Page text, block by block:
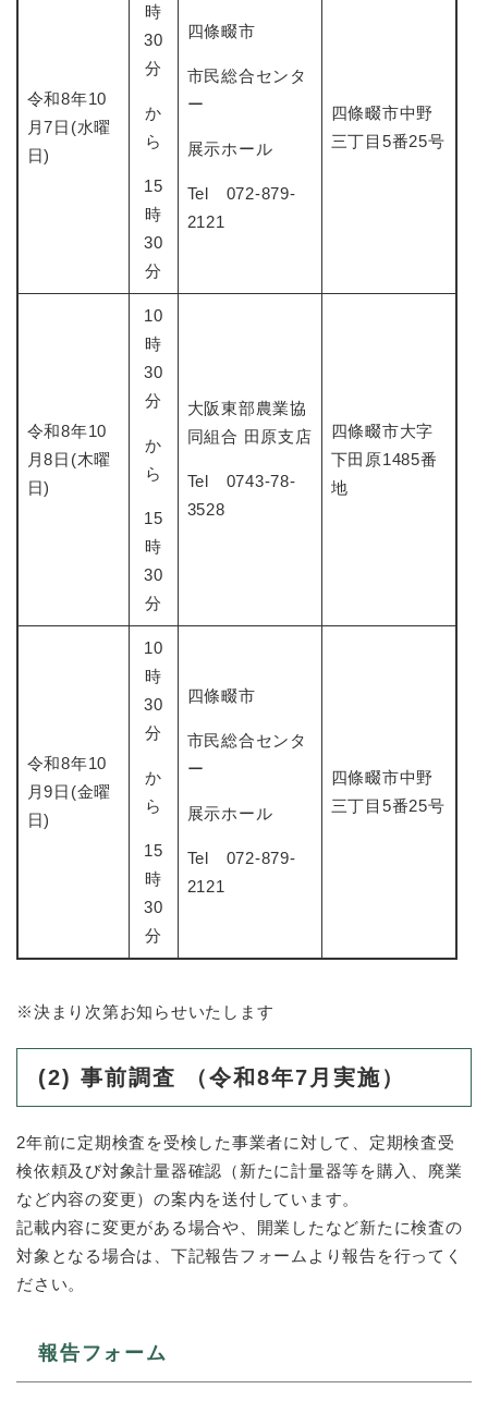
令和8年10
月7日(水曜
日)
時
30
分
か
ら
15
時
30
分
四條畷市
市民総合センタ
ー
展示ホール
Tel 072-879-
2121
四條畷市中野
三丁目5番25号
令和8年10
月8日(木曜
日)
10
時
30
分
か
ら
15
時
30
分
大阪東部農業協
同組合 田原支店
Tel 0743-78-
3528
四條畷市大字
下田原1485番
地
令和8年10
月9日(金曜
日)
10
時
30
分
か
ら
15
時
30
分
四條畷市
市民総合センタ
ー
展示ホール
Tel 072-879-
2121
四條畷市中野
三丁目5番25号
※決まり次第お知らせいたします
(2) 事前調査 （令和8年7月実施）
2年前に定期検査を受検した事業者に対して、定期検査受
検依頼及び対象計量器確認（新たに計量器等を購入、廃業
など内容の変更）の案内を送付しています。
記載内容に変更がある場合や、開業したなど新たに検査の
対象となる場合は、下記報告フォームより報告を行ってく
ださい。
報告フォーム